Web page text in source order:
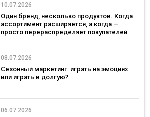
10.07.2026
Один бренд, несколько продуктов. Когда
ассортимент расширяется, а когда —
просто перераспределяет покупателей
08.07.2026
Сезонный маркетинг: играть на эмоциях
или играть в долгую?
06.07.2026